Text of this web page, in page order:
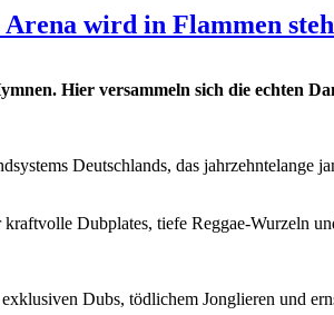
wird in Flammen
Hier versammeln sich die echten
Deutschlands, das jahrzehntelange
Dubplates, tiefe Reggae-Wurzeln
Dubs, tödlichem Jonglieren und